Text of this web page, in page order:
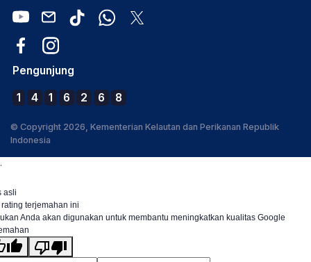
Pengunjung
1 4 1 6 2 6 8
© Copyright 2026, Kementerian Kelautan dan Perikanan Republik
Indonesia
.
asli
terjemahan ini
Anda akan digunakan untuk membantu meningkatkan kualitas Google